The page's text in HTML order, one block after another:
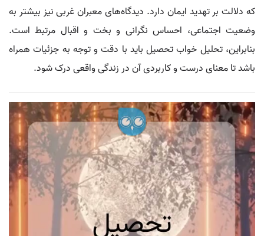
که دلالت بر تهدید ایمان دارد. دیدگاه‌های معبران غربی نیز بیشتر به
وضعیت اجتماعی، احساس نگرانی و بخت و اقبال مرتبط است.
بنابراین، تحلیل خواب تحصیل باید با دقت و توجه به جزئیات همراه
باشد تا معنای درست و کاربردی آن در زندگی واقعی درک شود.